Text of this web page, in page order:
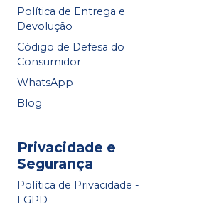
Política de Entrega e
Devolução
Código de Defesa do
Consumidor
WhatsApp
Blog
Privacidade e
Segurança
Política de Privacidade -
LGPD